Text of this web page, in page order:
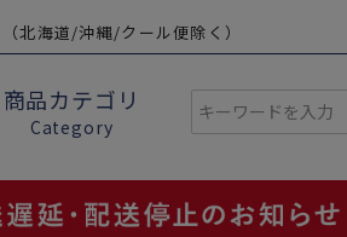
（北海道/沖縄/クール便除く）
商品カテゴリ
Category